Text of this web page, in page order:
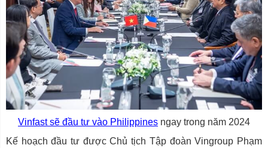
Vinfast sẽ đầu tư vào Philippines ngay trong năm 2024
Kế hoạch đầu tư được Chủ tịch Tập đoàn Vingroup Phạm